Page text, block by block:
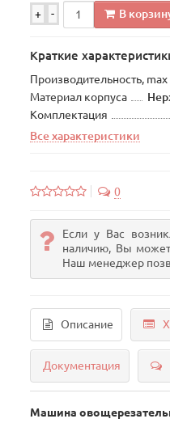
+ - В
Краткие
Производительность, max
Материал корпуса
Комплектация
Все характеристики
0
Если у Вас
наличию, Вы
Наш менеджер
Описание
Документация
Машина